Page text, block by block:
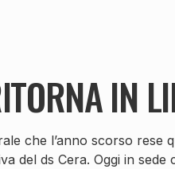
IN
che l’anno scorso rese
del ds Cera. Oggi in